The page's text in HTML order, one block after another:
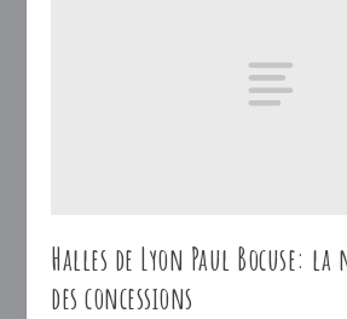
Halles de Lyon Paul Bocuse:
des concessions